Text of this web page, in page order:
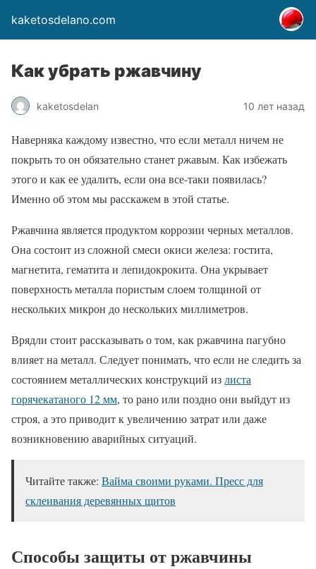
kaketosdelano.com
Как убрать ржавчину
kaketosdelan 10 лет назад
Наверняка каждому известно, что если металл ничем не
покрыть то он обязательно станет ржавым. Как избежать
этого и как ее удалить, если она все-таки появилась?
Именно об этом мы расскажем в этой статье.
Ржавчина является продуктом коррозии черных металлов.
Она состоит из сложной смеси окиси железа: гостита,
магнетита, гематита и лепидокрокита. Она укрывает
поверхность металла пористым слоем толщиной от
нескольких микрон до нескольких миллиметров.
Врядли стоит рассказывать о том, как ржавчина пагубно
влияет на металл. Следует понимать, что если не следить за
состоянием металлических конструкций излиста
горячекатаного 12 мм, то рано или поздно они выйдут из
строя, а это приводит к увеличению затрат или даже
возникновению аварийных ситуаций.
Читайте также: Вайма своими руками. Пресс для
склеивания деревянных щитов
Способы защиты от ржавчины